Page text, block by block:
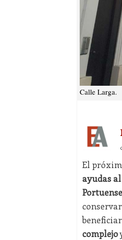
Calle Larga.
El
ayudas
Portuense
complejo